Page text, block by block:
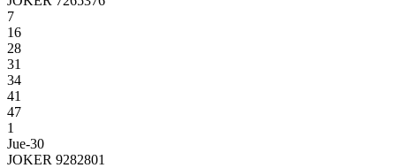
7
16
28
31
34
41
47
1
Jue-30
JOKER 9282801